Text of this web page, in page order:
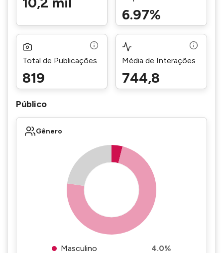
6.97%
Total de Publicações
819
Média de Interações
744,8
Público
Gênero
Masculino
4.0%